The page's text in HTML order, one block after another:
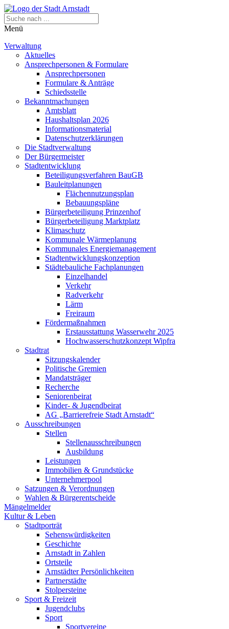
Menü
Verwaltung
Aktuelles
Ansprechpersonen & Formulare
Ansprechpersonen
Formulare & Anträge
Schiedsstelle
Bekanntmachungen
Amtsblatt
Haushaltsplan 2026
Informationsmaterial
Datenschutzerklärungen
Die Stadtverwaltung
Der Bürgermeister
Stadtentwicklung
Beteiligungsverfahren BauGB
Bauleitplanungen
Flächennutzungsplan
Bebauungspläne
Bürgerbeteiligung Prinzenhof
Bürgerbeteiligung Marktplatz
Klimaschutz
Kommunale Wärmeplanung
Kommunales Energiemanagement
Stadtentwicklungskonzeption
Städtebauliche Fachplanungen
Einzelhandel
Verkehr
Radverkehr
Lärm
Freiraum
Fördermaßnahmen
Erstausstattung Wasserwehr 2025
Hochwasserschutzkonzept Wipfra
Stadtrat
Sitzungskalender
Politische Gremien
Mandatsträger
Recherche
Seniorenbeirat
Kinder- & Jugendbeirat
AG „Barrierefreie Stadt Arnstadt“
Ausschreibungen
Stellen
Stellenausschreibungen
Ausbildung
Leistungen
Immobilien & Grundstücke
Unternehmerpool
Satzungen & Verordnungen
Wahlen & Bürgerentscheide
Mängelmelder
Kultur & Leben
Stadtporträt
Sehenswürdigkeiten
Geschichte
Arnstadt in Zahlen
Ortsteile
Arnstädter Persönlichkeiten
Partnerstädte
Stolpersteine
Sport & Freizeit
Jugendclubs
Sport
Sportvereine